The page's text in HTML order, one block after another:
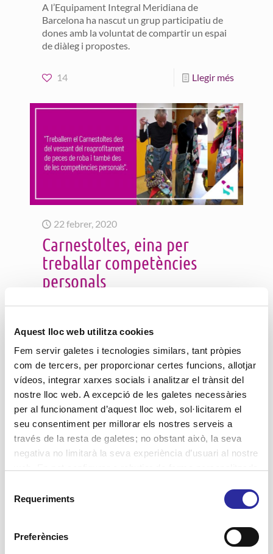
Aquest lloc web utilitza cookies
Fem servir galetes i tecnologies similars, tant pròpies
com de tercers, per proporcionar certes funcions, allotjar
vídeos, integrar xarxes socials i analitzar el trànsit del
nostre lloc web. A excepció de les galetes necessàries
per al funcionament d’aquest lloc web, sol·licitarem el
seu consentiment per millorar els nostres serveis a
través de la resta de galetes; no obstant això, la seva
negativa no limitarà la seva experiència d’usuari al nostre
consultar la nostra
Requeriments
Preferències
A l’Equipament Integral Meridiana de
Barcelona ha nascut un grup participatiu de
dones amb la voluntat de compartir un espai
de diàleg i propostes.
14 Llegir més
22 febrer, 2020
Carnestoltes, eina per
treballar competències
personals
La festa de Carnaval és una tradició alegre i
passar-ho d'allò més bé. Però també per
6 Llegir més
Diagnosi 2017 sobre el